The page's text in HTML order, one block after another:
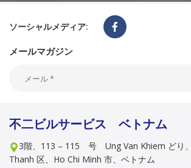
ソーシャルメディア:
メールマガジン
不二ビルサービス ベトナム
3階、113 – 115 号 Ung Van Khiem どり
Thanh 区、Ho Chi Minh 市、ベトナム